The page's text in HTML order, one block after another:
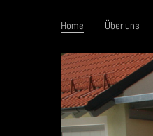
Home Über uns